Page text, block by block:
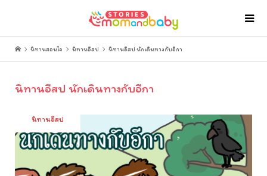
นิทานสอนใจ นิทานอีสป นิทานอีสป นักเดินทางกับอีกา
นิทานอีสป นักเดินทางกับอีกา
นิทานอีสป